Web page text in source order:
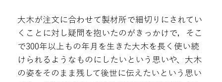
大木が注文に合わせて製材所で細切りにされてい
くことに対し疑問を抱いたのがきっかけで，そこ
で300年以上もの年月を生きた大木を長く使い続
けられるようなものにしたいという思いや、大木
の姿をそのまま残して後世に伝えたいという思い